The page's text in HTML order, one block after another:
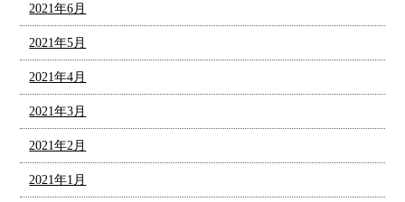
2021年6月
2021年5月
2021年4月
2021年3月
2021年2月
2021年1月